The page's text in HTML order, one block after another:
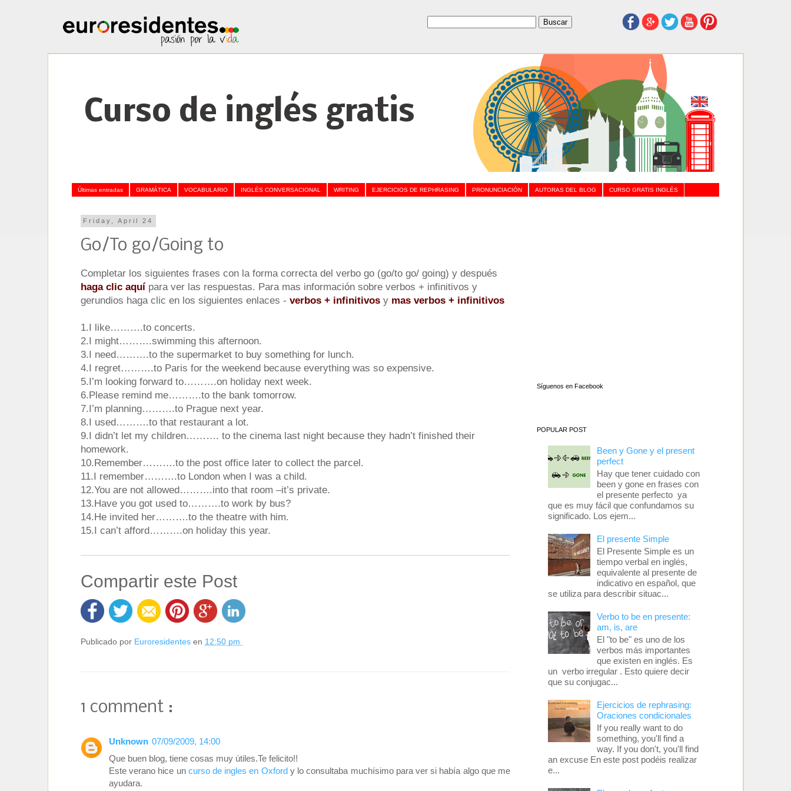
Curso de inglés gratis
Últimas entradas GRAMÁTICA VOCABULARIO INGLÉS CONVERSACIONAL WRITING EJERCICIOS DE REPHRASING PRONUNCIACIÓN AUTORAS DEL BLOG CURSO GRATIS INGLÉS
Friday, April 24
Go/To go/Going to
Completar los siguientes frases con la forma correcta del verbo go (go/to go/ going) y después
haga clic aquí para ver las respuestas. Para mas información sobre verbos + infinitivos y
gerundios haga clic en los siguientes enlaces - verbos + infinitivos y mas verbos + infinitivos
1.I like……….to concerts.
2.I might……….swimming this afternoon.
3.I need……….to the supermarket to buy something for lunch.
4.I regret……….to Paris for the weekend because everything was so expensive.
5.I’m looking forward to……….on holiday next week.
6.Please remind me……….to the bank tomorrow.
7.I’m planning……….to Prague next year.
8.I used……….to that restaurant a lot.
9.I didn’t let my children………. to the cinema last night because they hadn’t finished their
homework.
10.Remember……….to the post office later to collect the parcel.
11.I remember……….to London when I was a child.
12.You are not allowed……….into that room –it’s private.
13.Have you got used to……….to work by bus?
14.He invited her……….to the theatre with him.
15.I can’t afford……….on holiday this year.
Compartir este Post
Publicado por Euroresidentes en 12:50 pm
1 comment :
Unknown 07/09/2009, 14:00
Que buen blog, tiene cosas muy útiles.Te felicito!!
Este verano hice un curso de ingles en Oxfordy lo consultaba muchísimo para ver si había algo que me
ayudara.
Síguenos en Facebook
POPULAR POST
Been y Gone y el present
perfect
Hay que tener cuidado con
been y gone en frases con
el presente perfecto ya
que es muy fácil que confundamos su
significado. Los ejem...
El presente Simple
El Presente Simple es un
tiempo verbal en inglés,
equivalente al presente de
indicativo en español, que
se utiliza para describir situac...
Verbo to be en presente:
am, is, are
El "to be" es uno de los
verbos más importantes
que existen en inglés. Es
un verbo irregular . Esto quiere decir
que su conjugac...
Ejercicios de rephrasing:
Oraciones condicionales
If you really want to do
something, you'll find a
way. If you don't, you'll find
an excuse En este post podéis realizar
e...